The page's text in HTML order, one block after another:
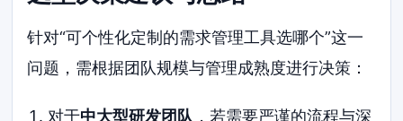
针对“可个性化定制的需求管理工具选哪个”这一
问题，需根据团队规模与管理成熟度进行决策：
对于中大型研发团队 ，若需要严谨的流程与深